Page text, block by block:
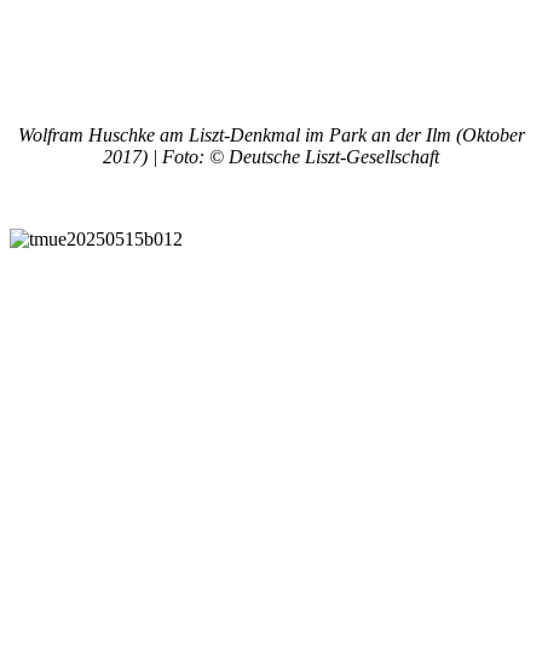
Wolfram Huschke am Liszt-Denkmal im Park an der Ilm (Oktober
2017) | Foto: © Deutsche Liszt-Gesellschaft